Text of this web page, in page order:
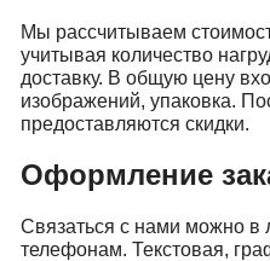
Мы рассчитываем
учитывая количество
доставку. В общую цену
изображений, упаковка.
предоставляются скидки.
Оформление
Связаться с нами можно в
телефонам. Текстовая,